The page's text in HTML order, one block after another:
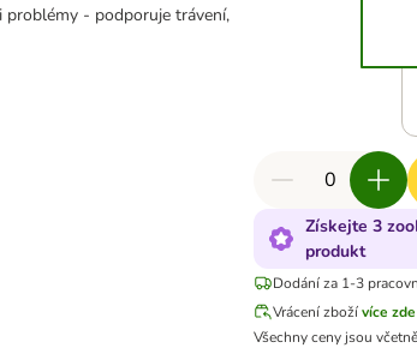
problémy - podporuje trávení,
Získejte 3
produkt
Dodání za 1-3
Vrácení zbožívíce zde
Všechny ceny jsou